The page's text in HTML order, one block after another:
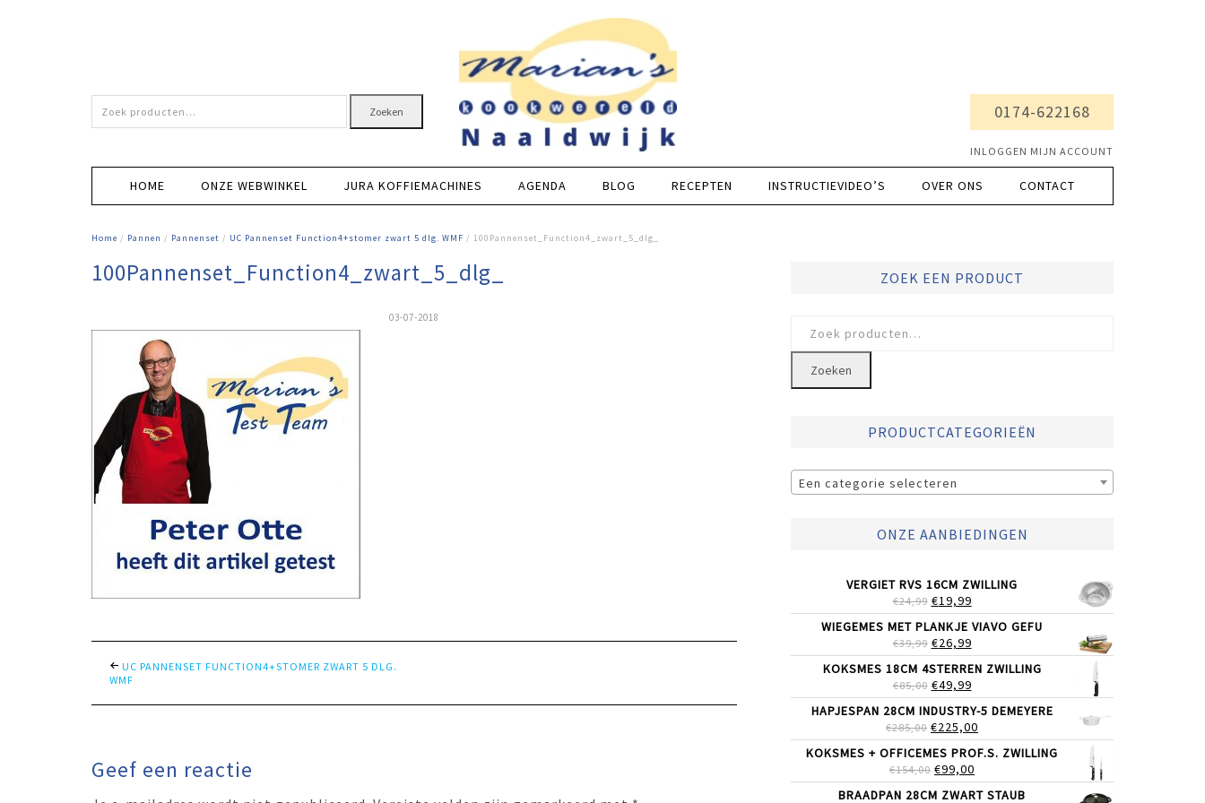
Zoeken
naar:
Zoeken 0174-622168
INLOGGEN MIJN ACCOUNT
HOME ONZE WEBWINKEL JURA KOFFIEMACHINES AGENDA BLOG RECEPTEN INSTRUCTIEVIDEO’S OVER ONS CONTACT
Home / Pannen / Pannenset / UC Pannenset Function4+stomer zwart 5 dlg. WMF / 100Pannenset_Function4_zwart_5_dlg_
100Pannenset_Function4_zwart_5_dlg_
03-07-2018
UC PANNENSET FUNCTION4+STOMER ZWART 5 DLG.
WMF
Geef een reactie
ZOEK EEN PRODUCT
naar:
Zoeken
PRODUCTCATEGORIEËN
Een categorie selecteren
ONZE AANBIEDINGEN
VERGIET RVS 16CM ZWILLING
€24,99 OORSPRONKELIJKE
PRIJS
WAS:
€24,99.
€19,99HUIDIGE
PRIJS
IS:
€19,99.
WIEGEMES MET PLANKJE VIAVO GEFU
€39,99 OORSPRONKELIJKE
PRIJS
WAS:
€39,99.
€26,99HUIDIGE
PRIJS
IS:
€26,99.
KOKSMES 18CM 4STERREN ZWILLING
€85,00 OORSPRONKELIJKE
PRIJS
WAS:
€85,00.
€49,99HUIDIGE
PRIJS
IS:
€49,99.
HAPJESPAN 28CM INDUSTRY-5 DEMEYERE
€285,00 OORSPRONKELIJKE
PRIJS
WAS:
€285,00.
€225,00
PRIJS
IS:
KOKSMES + OFFICEMES PROF.S. ZWILLING
€154,00 OORSPRONKELIJKE
PRIJS
€99,00
PRIJS
BRAADPAN 28CM ZWART STAUB